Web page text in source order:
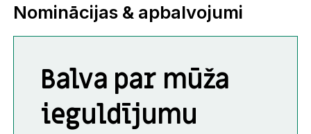
Nominācijas & apbalvojumi
Balva par mūža
ieguldījumu